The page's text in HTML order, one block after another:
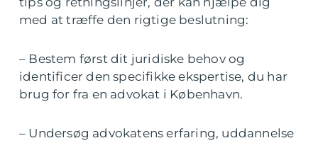
med at træffe den rigtige beslutning:
– Bestem først dit juridiske behov og
identificer den specifikke ekspertise, du har
brug for fra en advokat i København.
– Undersøg advokatens erfaring, uddannelse